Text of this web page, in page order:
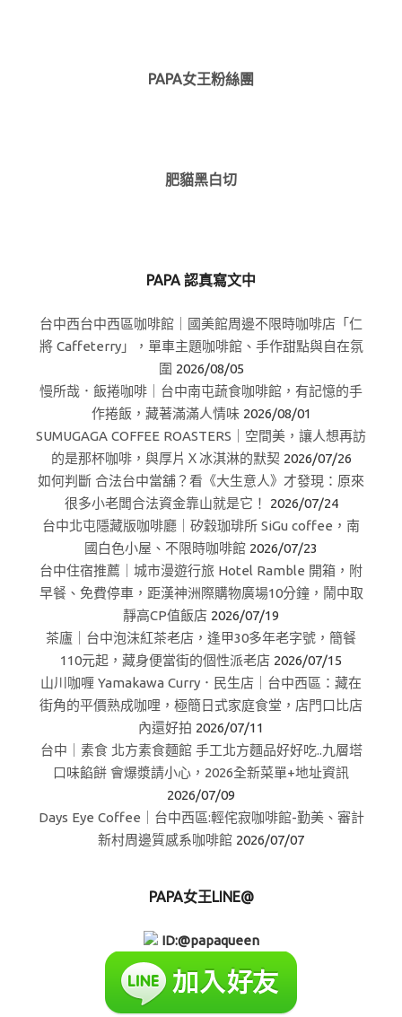
PAPA女王粉絲團
肥貓黑白切
PAPA 認真寫文中
台中西台中西區咖啡館｜國美館周邊不限時咖啡店「仁
將 Caffeterry」，單車主題咖啡館、手作甜點與自在氛
圍 2026/08/05
慢所哉．飯捲咖啡｜台中南屯蔬食咖啡館，有記憶的手
作捲飯，藏著滿滿人情味 2026/08/01
SUMUGAGA COFFEE ROASTERS｜空間美，讓人想再訪
的是那杯咖啡，與厚片Ｘ冰淇淋的默契 2026/07/26
如何判斷 合法台中當舖？看《大生意人》才發現：原來
很多小老闆合法資金靠山就是它！
2026/07/24
台中北屯隱藏版咖啡廳｜矽穀珈琲所 SiGu coffee，南
國白色小屋、不限時咖啡館 2026/07/23
台中住宿推薦｜城市漫遊行旅 Hotel Ramble 開箱，附
早餐、免費停車，距漢神洲際購物廣場10分鐘，鬧中取
靜高CP值飯店 2026/07/19
茶廬｜台中泡沫紅茶老店，逢甲30多年老字號，簡餐
110元起，藏身便當街的個性派老店 2026/07/15
山川咖喱 Yamakawa Curry．民生店｜台中西區：藏在
街角的平價熟成咖哩，極簡日式家庭食堂，店門口比店
內還好拍 2026/07/11
台中｜素食 北方素食麵館 手工北方麵品好好吃..九層塔
口味餡餅 會爆漿請小心，2026全新菜單+地址資訊
2026/07/09
Days Eye Coffee｜台中西區:輕侘寂咖啡館-勤美、審計
新村周邊質感系咖啡館 2026/07/07
PAPA女王LINE@
ID:@papaqueen